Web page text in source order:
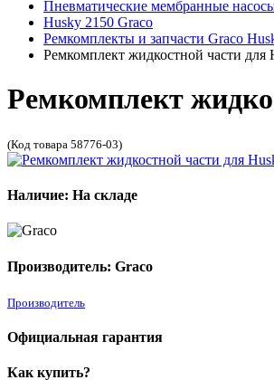
Пневматические мембранные
Husky 2150 Graco
Ремкомплекты и запчасти Graco
Ремкомплект жидкостной части
Ремкомплект
(Код товара 58776-03)
Наличие: На складе
Производитель: Graco
Производитель
Официальная гарантия
Как купить?